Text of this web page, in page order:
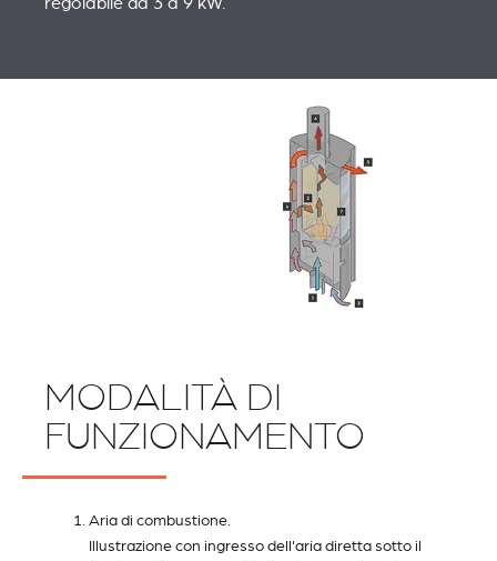
MODALITÀ DI
FUNZIONAMENTO
Aria di combustione.
Illustrazione con ingresso dell'aria diretta sotto il